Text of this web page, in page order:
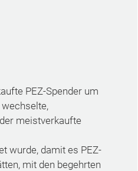
PEZ-Spender um
meistverkaufte
wurde, damit es PEZ-
mit den begehrten